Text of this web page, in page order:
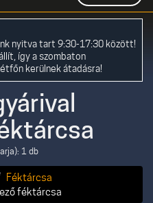
navigation
nyitva tart 9:30-17:30 között!
így a szombaton
kerülnek átadásra!
1 db
Féktárcsa
féktárcsa